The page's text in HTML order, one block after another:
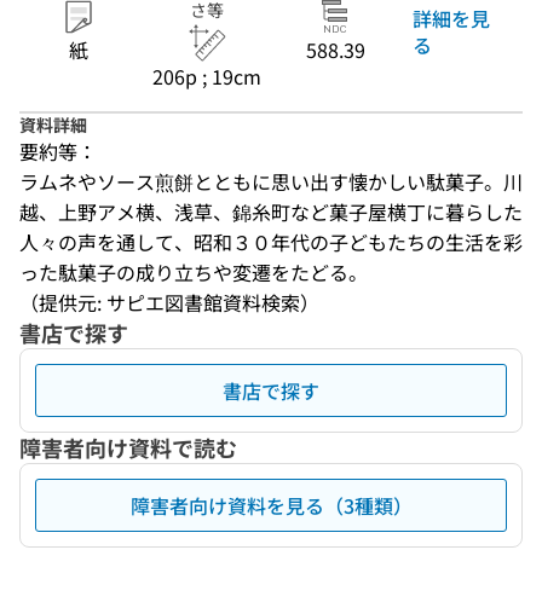
紙
さ等
206p ; 19cm
588.39
詳細を見
る
資料詳細
要約等：
ラムネやソース煎餅とともに思い出す懐かしい駄菓子。川
越、上野アメ横、浅草、錦糸町など菓子屋横丁に暮らした
人々の声を通して、昭和３０年代の子どもたちの生活を彩
った駄菓子の成り立ちや変遷をたどる。
（提供元: サピエ図書館資料検索）
書店で探す
書店で探す
障害者向け資料で読む
障害者向け資料を見る（3種類）